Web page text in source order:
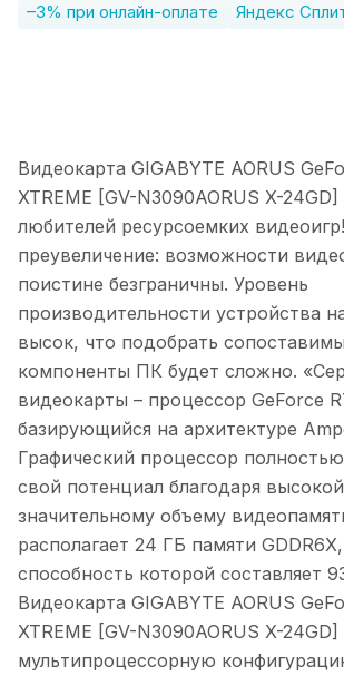
–3% при онлайн-оплате Яндекс
Видеокарта GIGABYTE AORUS
XTREME [GV-N3090AORUS X-
любителей ресурсоемких
преувеличение: возможности
поистине безграничны. Уровень
производительности устройства
высок, что подобрать
компоненты ПК будет сложно.
видеокарты – процессор GeForce
базирующийся на архитектуре
Графический процессор
свой потенциал благодаря
значительному объему
располагает 24 ГБ памяти
способность которой составляет
Видеокарта GIGABYTE AORUS
XTREME [GV-N3090AORUS X-
мультипроцессорную